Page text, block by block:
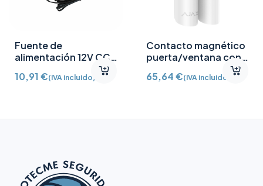
Fuente de
alimentación 12V CC
10,91€(IVA incluido)
Contacto magnético
puerta/ventana con
Detector vibración e
inclinación AJ-
65,64€(IVA incluido)